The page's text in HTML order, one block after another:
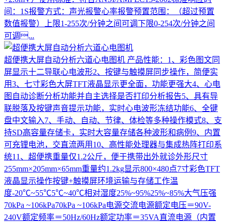
间：1S报警方式：声光报警心率报警预置范围：（超过预置
数值报警）上限1-255次/分钟之间可调下限0-254次/分钟之间
可调...
超便携大屏自动分析六道心电图机 产品性能：1、彩色图文同
屏显示十二导联心电波形2、按键与触摸屏同步操作，简便实
用3、七寸彩色大屏TFT液晶显示更全面，功能更强大4、心电
图自动诊断分析功能并自主选择是否打印分析报告5、具有导
联脱落及按键声音提示功能，实时心电波形冻结功能6、全键
盘中文输入7、手动、自动、节律、体检等多种操作模式8、支
持SD高容量存储卡，实时大容量存储各种波形和病例9、内置
可充锂电池，交直流两用10、高性能处理器与集成热阵打印系
统11、超便携重量仅1.2公斤，便于携带出外就诊外形尺寸
255mm×205mm×65mm重量约1.2kg显示800×480点7寸彩色TFT
液晶显示操作按键+触摸屏环境运输与存储工作温
度-20℃~55℃5℃~40℃相对湿度25%~95%25%~85%大气压强
70kPa ~106kPa70kPa ~106kPa电源交流电源额定电压＝90V-
240V额定频率＝50Hz/60Hz额定功率＝35VA直流电源（内置